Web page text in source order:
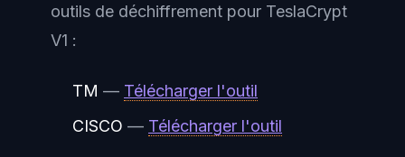
outils de déchiffrement pour TeslaCrypt
V1 :
TM — Télécharger l'outil
CISCO — Télécharger l'outil